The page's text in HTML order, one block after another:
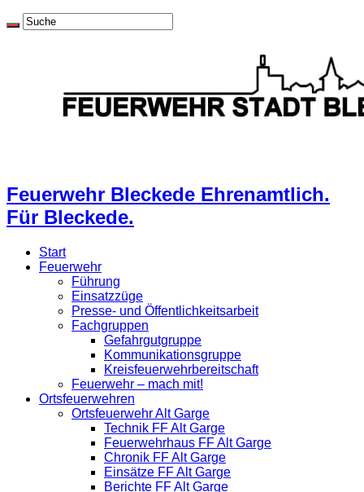
Feuerwehr Bleckede Ehrenamtlich.
Für Bleckede.
Start
Feuerwehr
Führung
Einsatzzüge
Presse- und Öffentlichkeitsarbeit
Fachgruppen
Gefahrgutgruppe
Kommunikationsgruppe
Kreisfeuerwehrbereitschaft
Feuerwehr – mach mit!
Ortsfeuerwehren
Ortsfeuerwehr Alt Garge
Technik FF Alt Garge
Feuerwehrhaus FF Alt Garge
Chronik FF Alt Garge
Einsätze FF Alt Garge
Berichte FF Alt Garge